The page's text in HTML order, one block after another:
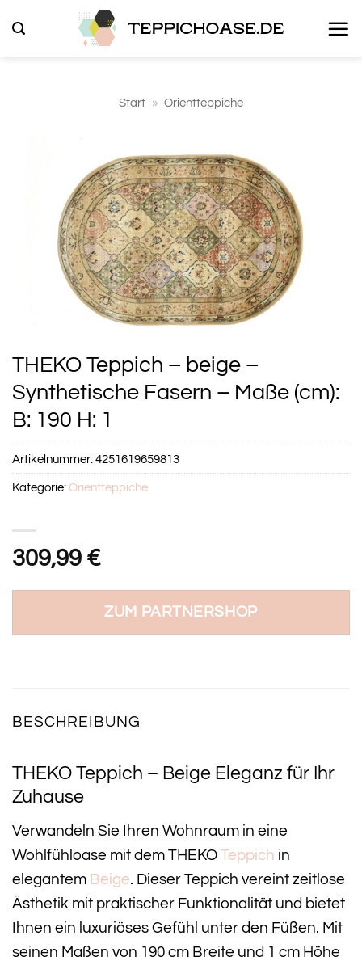
Inhalt
Start » Orientteppiche
THEKO Teppich – beige –
Synthetische Fasern – Maße (cm):
B: 190 H: 1
309,99 €
ZUM PARTNERSHOP
Artikelnummer:4251619659813
Kategorie:Orientteppiche
BESCHREIBUNG
THEKO Teppich – Beige Eleganz für Ihr
Zuhause
Verwandeln Sie Ihren Wohnraum in eine
Wohlfühloase mit dem THEKO Teppich in
elegantem Beige. Dieser Teppich vereint zeitlose
Ästhetik mit praktischer Funktionalität und bietet
Ihnen ein luxuriöses Gefühl unter den Füßen. Mit
seinen Maßen von 190 cm Breite und 1 cm Höhe